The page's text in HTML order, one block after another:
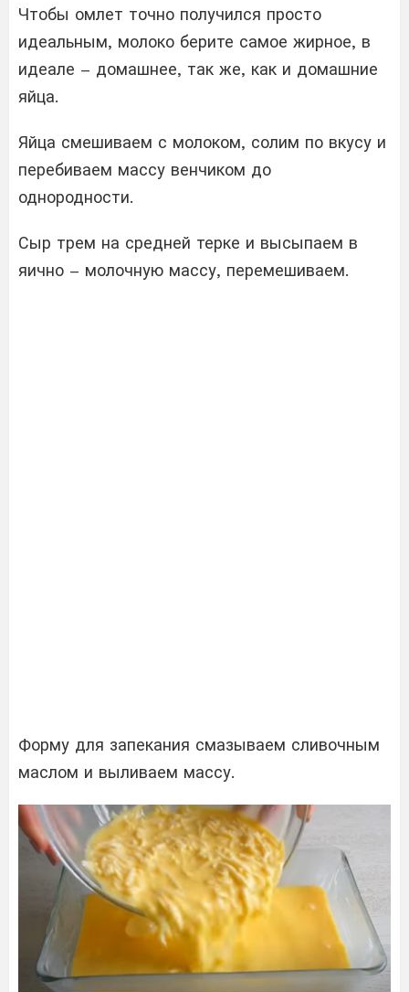
Чтобы омлет точно получился просто
идеальным, молоко берите самое жирное, в
идеале – домашнее, так же, как и домашние
яйца.
Яйца смешиваем с молоком, солим по вкусу и
перебиваем массу венчиком до
однородности.
Сыр трем на средней терке и высыпаем в
яично – молочную массу, перемешиваем.
Форму для запекания смазываем сливочным
маслом и выливаем массу.